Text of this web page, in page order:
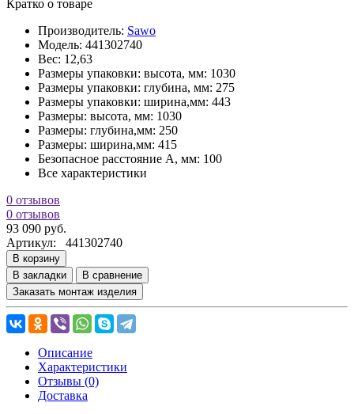
Кратко о товаре
Производитель: Sawo
Модель: 441302740
Вес: 12,63
Размеры упаковки: высота, мм: 1030
Размеры упаковки: глубина, мм: 275
Размеры упаковки: ширина,мм: 443
Размеры: высота, мм: 1030
Размеры: глубина,мм: 250
Размеры: ширина,мм: 415
Безопасное расстояние A, мм: 100
Все характеристики
0 отзывов
0 отзывов
93 090 руб.
Артикул: 441302740
В корзину
В закладки
В сравнение
Заказать монтаж изделия
Описание
Характеристики
Отзывы (0)
Доставка